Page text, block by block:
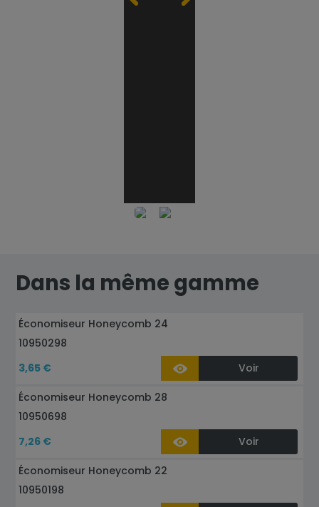
Dans la même gamme
Économiseur Honeycomb 24
10950298
3,65 €
Voir
Économiseur Honeycomb 28
10950698
7,26 €
Voir
Économiseur Honeycomb 22
10950198